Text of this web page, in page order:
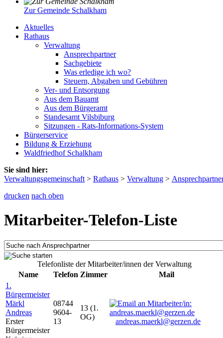
Zur Gemeinde Schalkham
Aktuelles
Rathaus
Verwaltung
Ansprechpartner
Sachgebiete
Was erledige ich wo?
Steuern, Abgaben und Gebühren
Ver- und Entsorgung
Aus dem Bauamt
Aus dem Bürgeramt
Standesamt Vilsbiburg
Sitzungen - Rats-Informations-System
Bürgerservice
Bildung & Erziehung
Waldfriedhof Schalkham
Sie sind hier:
Verwaltungsgemeinschaft > Rathaus > Verwaltung >
drucken nach oben
Mitarbeiter-Telefon-Liste
Telefonliste der Mitarbeiter/innen der Verwaltung
Name
Telefon Zimmer
Mail
1.
Bürgermeister
Märkl
Andreas
Erster
Bürgermeister
08744
9604-
13
13 (1.
OG)
andreas.maerkl@gerzen.de